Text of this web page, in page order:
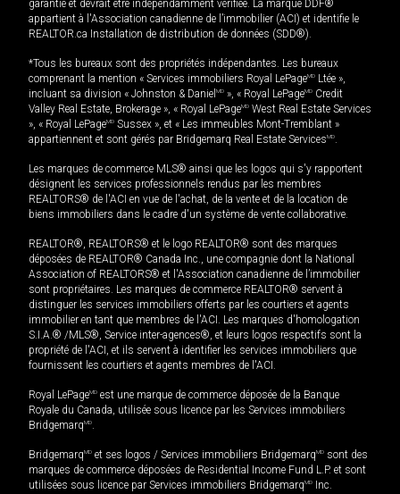
garantie et devrait être indépendamment vérifiée. La marque DDF®
appartient à l'Association canadienne de l’immobilier (ACI) et identifie le
REALTOR.ca Installation de distribution de données (SDD®).
*Tous les bureaux sont des propriétés indépendantes. Les bureaux
comprenant la mention « Services immobiliers Royal LePageMD Ltée »,
incluant sa division « Johnston & Daniel MD », « Royal LePageMD Credit
Valley Real Estate, Brokerage », « Royal LePageMD West Real Estate Services
», « Royal LePageMD Sussex », et « Les immeubles Mont-Tremblant »
appartiennent et sont gérés par Bridgemarq Real Estate ServicesMD.
Les marques de commerce MLS® ainsi que les logos qui s'y rapportent
désignent les services professionnels rendus par les membres
REALTORS® de l'ACI en vue de l'achat, de la vente et de la location de
biens immobiliers dans le cadre d'un système de vente collaborative.
REALTOR®, REALTORS® et le logo REALTOR® sont des marques
déposées de REALTOR® Canada Inc., une compagnie dont la National
Association of REALTORS® et l'Association canadienne de l’immobilier
sont propriétaires. Les marques de commerce REALTOR® servent à
distinguer les services immobiliers offerts par les courtiers et agents
immobilier en tant que membres de l'ACI. Les marques d'homologation
S.I.A.® /MLS®, Service inter-agences®, et leurs logos respectifs sont la
propriété de l'ACI, et ils servent à identifier les services immobiliers que
fournissent les courtiers et agents membres de l'ACI.
Royal LePageMD est une marque de commerce déposée de la Banque
Royale du Canada, utilisée sous licence par les Services immobiliers
BridgemarqMD.
BridgemarqMD et ses logos / Services immobiliers BridgemarqMD sont des
marques de commerce déposées de Residential Income Fund L.P. et sont
utilisées sous licence par Services immobiliers BridgemarqMD Inc.